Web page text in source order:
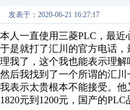
发表于：2020-06-21 16:27:17
本人一直使用三菱PLC，最
于是就打了汇川的官方电话
理我了，这个我也能表示理解
然后我找到了一个所谓的汇
我表示太贵根本不能接受。
1820元到1200元，国产的